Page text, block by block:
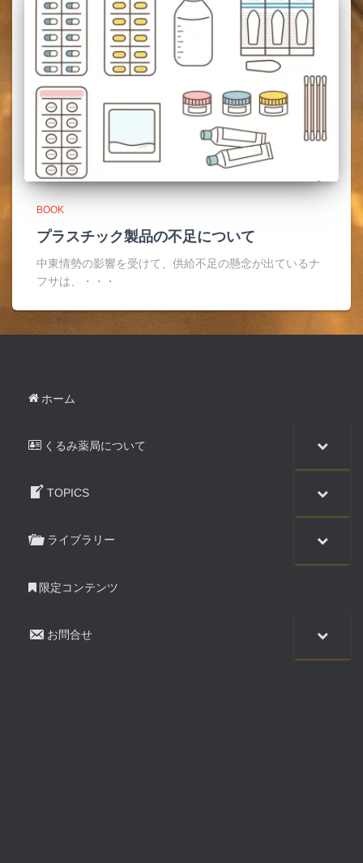
BOOK
プラスチック製品の不足について
中東情勢の影響を受けて、供給不足の懸念が出ているナ
フサは、・・・
ホーム
くるみ薬局について
TOPICS
ライブラリー
限定コンテンツ
お問合せ